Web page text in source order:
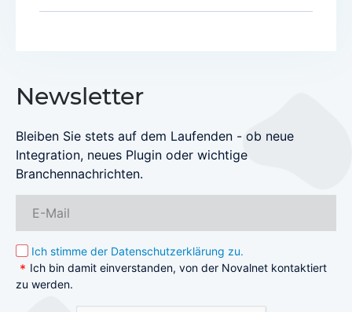
Newsletter
Bleiben Sie stets auf dem Laufenden - ob neue
Integration, neues Plugin oder wichtige
Branchennachrichten.
Ich stimme der Datenschutzerklärung zu.
Ich bin damit einverstanden, von der Novalnet kontaktiert
zu werden.